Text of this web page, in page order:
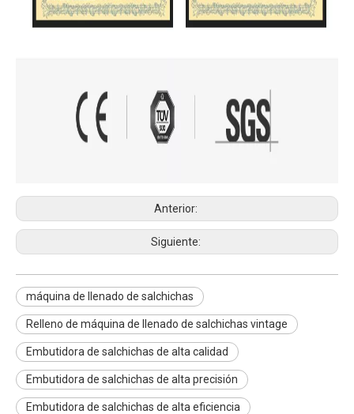
Anterior:
Siguiente:
máquina de llenado de salchichas
Relleno de máquina de llenado de salchichas vintage
Embutidora de salchichas de alta calidad
Embutidora de salchichas de alta precisión
Embutidora de salchichas de alta eficiencia